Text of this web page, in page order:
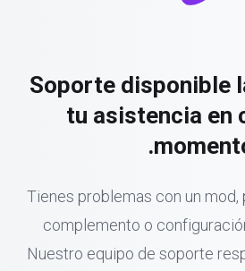
Soporte disponible
tu asistencia en
¿Tienes problemas con un
complemento o
Nuestro equipo de soporte